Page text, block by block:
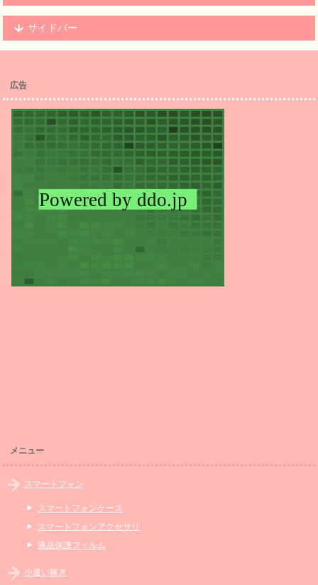
サイドバー
広告
メニュー
スマートフォン
スマートフォンケース
スマートフォンアクセサリ
液晶保護フィルム
小遣い稼ぎ